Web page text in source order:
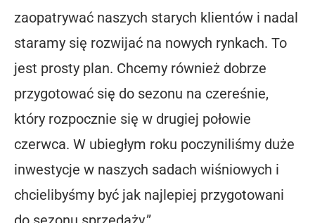
zaopatrywać naszych starych klientów i nadal
staramy się rozwijać na nowych rynkach. To
jest prosty plan. Chcemy również dobrze
przygotować się do sezonu na czereśnie,
który rozpocznie się w drugiej połowie
czerwca. W ubiegłym roku poczyniliśmy duże
inwestycje w naszych sadach wiśniowych i
chcielibyśmy być jak najlepiej przygotowani